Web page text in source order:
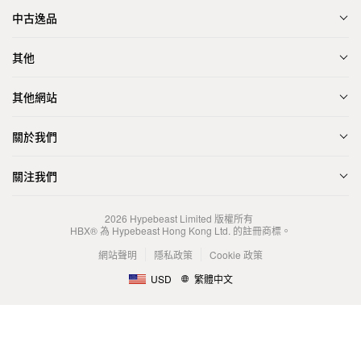
中古逸品
其他
其他網站
關於我們
關注我們
2026 Hypebeast Limited 版權所有
HBX® 為 Hypebeast Hong Kong Ltd. 的註冊商標。
網站聲明
隱私政策
Cookie 政策
USD
繁體中文